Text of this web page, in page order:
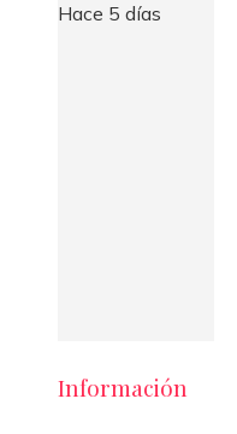
Hace 5 días
Información